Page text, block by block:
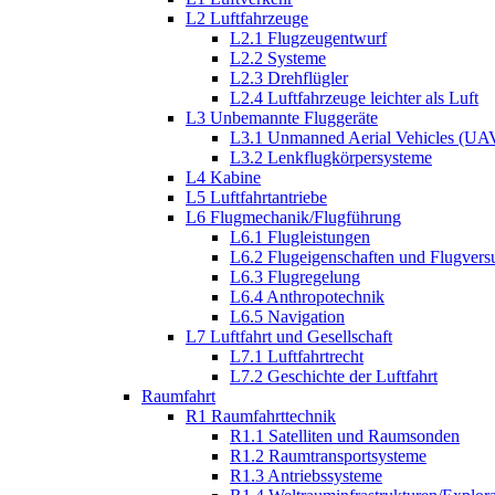
L2 Luftfahrzeuge
L2.1 Flugzeugentwurf
L2.2 Systeme
L2.3 Drehflügler
L2.4 Luftfahrzeuge leichter als Luft
L3 Unbemannte Fluggeräte
L3.1 Unmanned Aerial Vehicles
L3.2 Lenkflugkörpersysteme
L4 Kabine
L5 Luftfahrtantriebe
L6 Flugmechanik/Flugführung
L6.1 Flugleistungen
L6.2 Flugeigenschaften und
L6.3 Flugregelung
L6.4 Anthropotechnik
L6.5 Navigation
L7 Luftfahrt und Gesellschaft
L7.1 Luftfahrtrecht
L7.2 Geschichte der Luftfahrt
Raumfahrt
R1 Raumfahrttechnik
R1.1 Satelliten und Raumsonden
R1.2 Raumtransportsysteme
R1.3 Antriebssysteme